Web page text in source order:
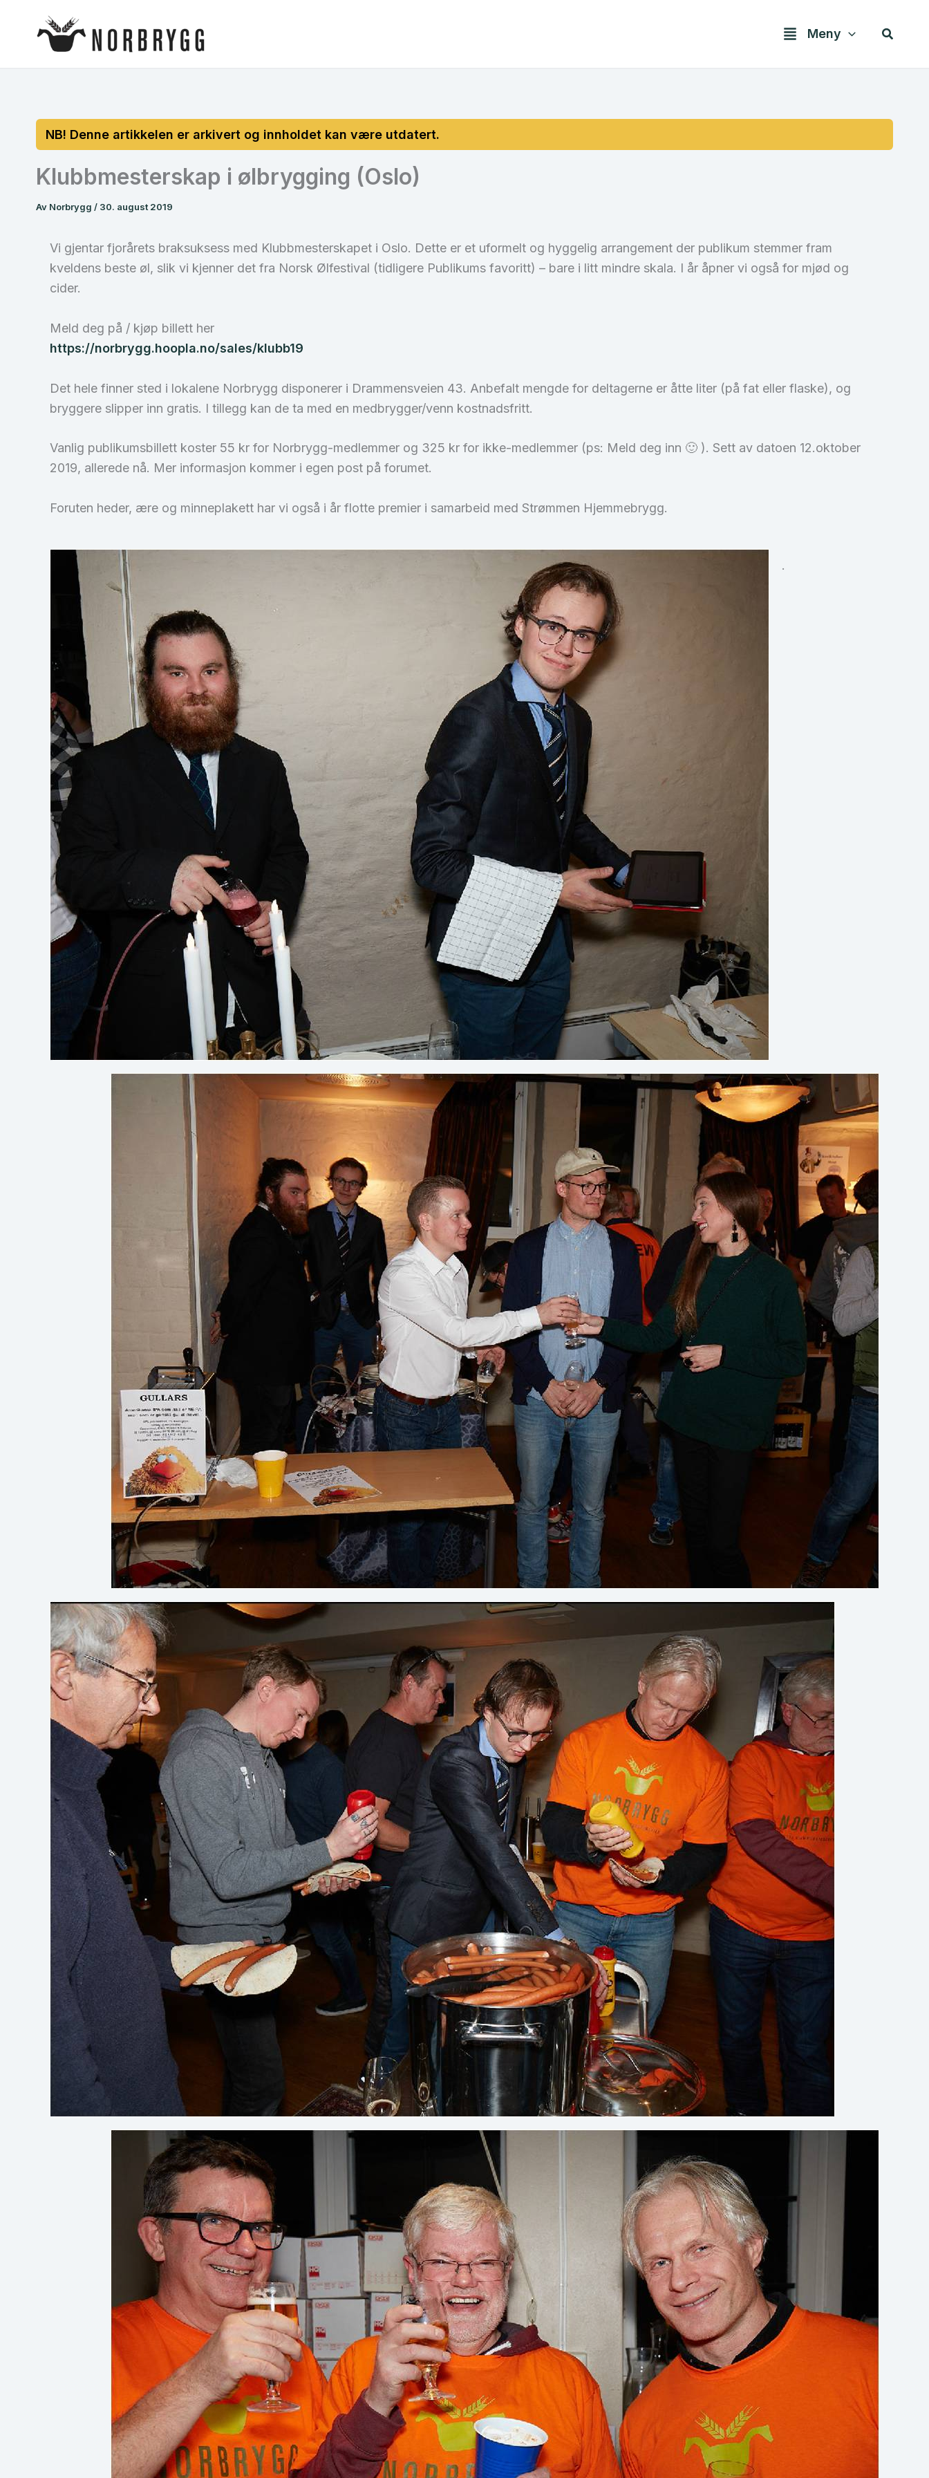
Meny Søk
Klubbmesterskap i ølbrygging (Oslo)
Av Norbrygg / 30. august 2019
Vi gjentar fjorårets braksuksess med Klubbmesterskapet i Oslo. Dette er et uformelt og hyggelig arrangement der publikum stemmer fram
kveldens beste øl, slik vi kjenner det fra Norsk Ølfestival (tidligere Publikums favoritt) – bare i litt mindre skala. I år åpner vi også for mjød og
cider.
Meld deg på / kjøp billett her
https://norbrygg.hoopla.no/sales/klubb19
Det hele finner sted i lokalene Norbrygg disponerer i Drammensveien 43. Anbefalt mengde for deltagerne er åtte liter (på fat eller flaske), og
bryggere slipper inn gratis. I tillegg kan de ta med en medbrygger/venn kostnadsfritt.
Vanlig publikumsbillett koster 55 kr for Norbrygg-medlemmer og 325 kr for ikke-medlemmer (ps: Meld deg inn 🙂 ). Sett av datoen 12.oktober
2019, allerede nå. Mer informasjon kommer i egen post på forumet.
Foruten heder, ære og minneplakett har vi også i år flotte premier i samarbeid med Strømmen Hjemmebrygg.
.